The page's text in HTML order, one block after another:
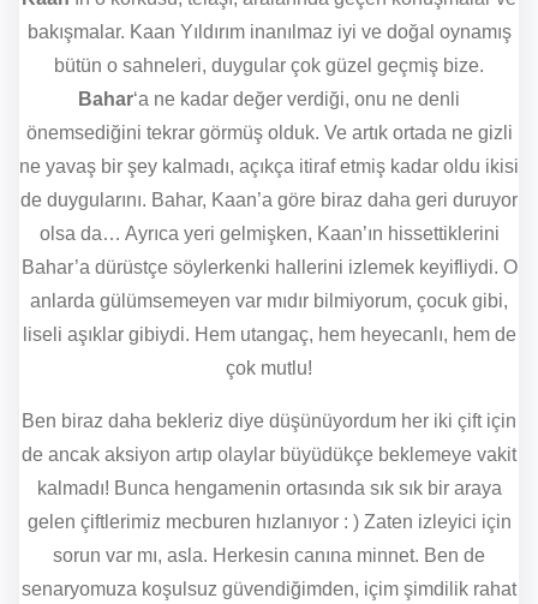
bakışmalar. Kaan Yıldırım inanılmaz iyi ve doğal oynamış
bütün o sahneleri, duygular çok güzel geçmiş bize.
Bahar‘a ne kadar değer verdiği, onu ne denli
önemsediğini tekrar görmüş olduk. Ve artık ortada ne gizli
ne yavaş bir şey kalmadı, açıkça itiraf etmiş kadar oldu ikisi
de duygularını. Bahar, Kaan’a göre biraz daha geri duruyor
olsa da… Ayrıca yeri gelmişken, Kaan’ın hissettiklerini
Bahar’a dürüstçe söylerkenki hallerini izlemek keyifliydi. O
anlarda gülümsemeyen var mıdır bilmiyorum, çocuk gibi,
liseli aşıklar gibiydi. Hem utangaç, hem heyecanlı, hem de
çok mutlu!
Ben biraz daha bekleriz diye düşünüyordum her iki çift için
de ancak aksiyon artıp olaylar büyüdükçe beklemeye vakit
kalmadı! Bunca hengamenin ortasında sık sık bir araya
gelen çiftlerimiz mecburen hızlanıyor : ) Zaten izleyici için
sorun var mı, asla. Herkesin canına minnet. Ben de
senaryomuza koşulsuz güvendiğimden, içim şimdilik rahat